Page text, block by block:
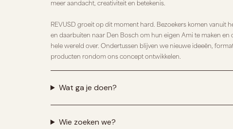
meer aandacht, creativiteit en betekenis.
REVUSD groeit op dit moment hard. Bezoekers komen vanuit
en daarbuiten naar Den Bosch om hun eigen Ami te maken en
hele wereld over. Ondertussen blijven we nieuwe ideeën,
producten rondom ons concept ontwikkelen.
Wat ga je doen?
Wie zoeken we?